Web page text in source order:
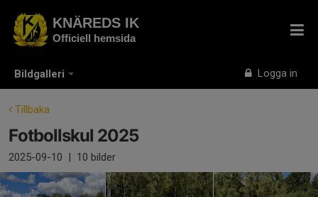
Bildgalleri Logga in
KNÄREDS IK
Officiell hemsida
Tillbaka
Fotbollskul 2025
2025-09-10 | 10 bilder